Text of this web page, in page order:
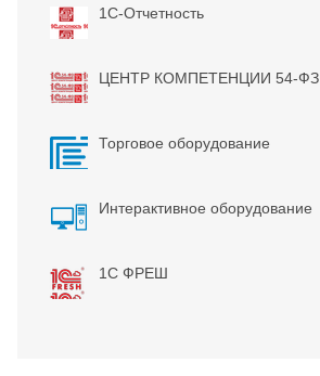
1С-Отчетность
ЦЕНТР КОМПЕТЕНЦИИ 54-ФЗ
Торговое оборудование
Интерактивное оборудование
1С ФРЕШ